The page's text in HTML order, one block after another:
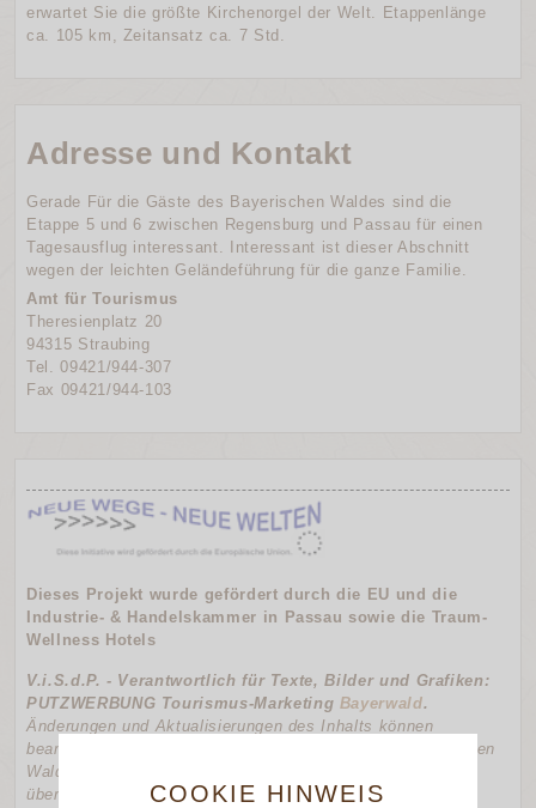
erwartet Sie die größte Kirchenorgel der Welt. Etappenlänge
ca. 105 km, Zeitansatz ca. 7 Std.
Adresse und Kontakt
Gerade Für die Gäste des Bayerischen Waldes sind die
Etappe 5 und 6 zwischen Regensburg und Passau für einen
Tagesausflug interessant. Interessant ist dieser Abschnitt
wegen der leichten Geländeführung für die ganze Familie.
Amt für Tourismus
Theresienplatz 20
94315 Straubing
Tel. 09421/944-307
Fax 09421/944-103
Dieses Projekt wurde gefördert durch die EU und die
Industrie- & Handelskammer in Passau sowie die Traum-
Wellness Hotels
V.i.S.d.P. - Verantwortlich für Texte, Bilder und Grafiken:
PUTZWERBUNG Tourismus-Marketing Bayerwald.
Änderungen und Aktualisierungen des Inhalts können
beantragt werden bei der Tourismus-Werbung des Bayrischen
Waldes. Für die Richtigkeit des Textes kann keine Gewähr
übernommen werden (Red. Bayern).
COOKIE HINWEIS